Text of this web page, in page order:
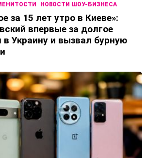
НОВОСТИ ШОУ-БИЗНЕСА
за 15 лет утро в Киеве»:
впервые за долгое
в Украину и вызвал бурную